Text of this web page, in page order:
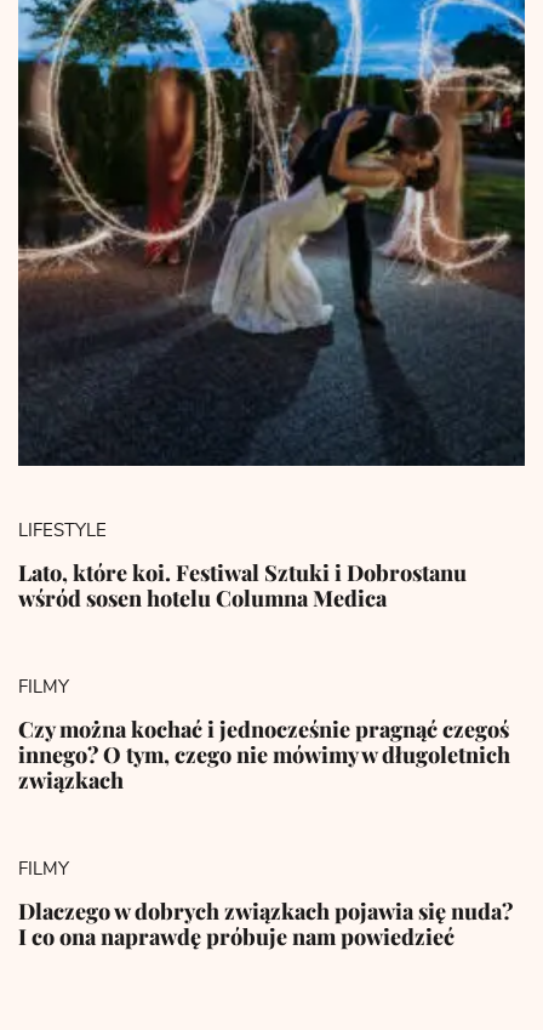
LIFESTYLE
Lato, które koi. Festiwal Sztuki i Dobrostanu
wśród sosen hotelu Columna Medica
FILMY
Czy można kochać i jednocześnie pragnąć czegoś
innego? O tym, czego nie mówimy w długoletnich
związkach
FILMY
Dlaczego w dobrych związkach pojawia się nuda?
I co ona naprawdę próbuje nam powiedzieć